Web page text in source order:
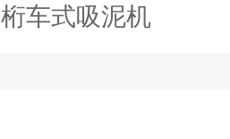
桁车式吸泥机